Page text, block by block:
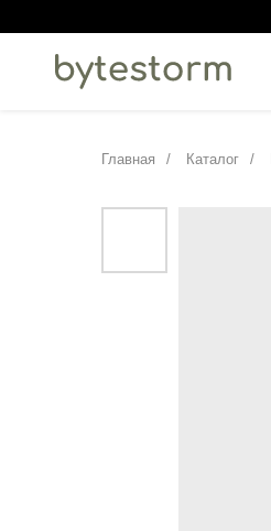
Главная / Каталог /